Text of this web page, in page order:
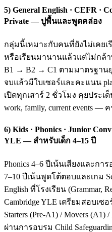
5) General English · CEFR ·
Private — ปูพื้นและพูดคล่อง
กลุ่มนี้เหมาะกับคนที่ยังไม่เคย
หรือเรียนมานานแล้วแต่ไม่กล้
B1 → B2 → C1 ตามมาตรฐาน
จบแล้วมีใบเซอร์และคะแนน
เปิดทุกเสาร์ 2 ชั่วโมง คุยประเ
work, family, current events
6) Kids · Phonics · Junior
YLE — สำหรับเด็ก 4–15 ปี
Phonics 4–6 ปีเน้นเสียงและกา
7–10 ปีเน้นพูดโต้ตอบและเกม
English ที่โรงเรียน (Grammar,
Cambridge YLE เตรียมสอบเ
Starters (Pre-A1) / Movers
ผ่านการอบรม Child